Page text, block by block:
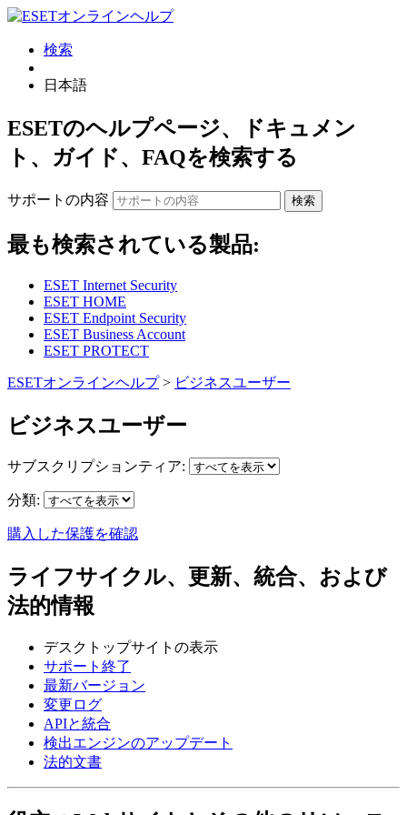
検索
日本語
ESETのヘルプページ、ドキュメン
ト、ガイド、FAQを検索する
サポートの内容 検索
最も検索されている製品:
ESET Internet Security
ESET HOME
ESET Endpoint Security
ESET Business Account
ESET PROTECT
ESETオンラインヘルプ> ビジネスユーザー
ビジネスユーザー
サブスクリプションティア:
分類:
購入した保護を確認
ライフサイクル、更新、統合、および
法的情報
デスクトップサイトの表示
サポート終了
最新バージョン
変更ログ
APIと統合
検出エンジンのアップデート
法的文書